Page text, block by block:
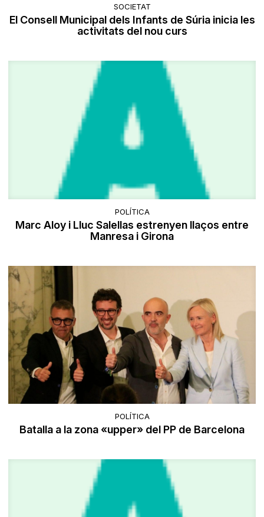
SOCIETAT
El Consell Municipal dels Infants de Súria inicia les
activitats del nou curs
POLÍTICA
Marc Aloy i Lluc Salellas estrenyen llaços entre
Manresa i Girona
POLÍTICA
Batalla a la zona «upper» del PP de Barcelona